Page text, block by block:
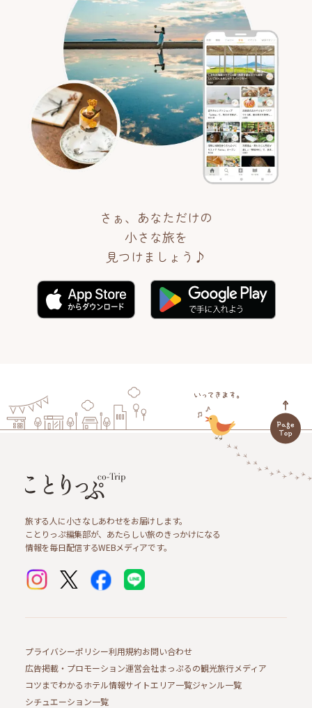
さぁ、あなただけの
小さな旅を
見つけましょう♪
旅する人に小さなしあわせをお届けします。
ことりっぷ編集部が、あたらしい旅のきっかけになる
情報を毎日配信するWEBメディアです。
プライバシーポリシー利用規約お問い合わせ
広告掲載・プロモーション運営会社まっぷるの観光旅行メディア
コツまでわかるホテル情報サイトエリア一覧ジャンル一覧
シチュエーション一覧